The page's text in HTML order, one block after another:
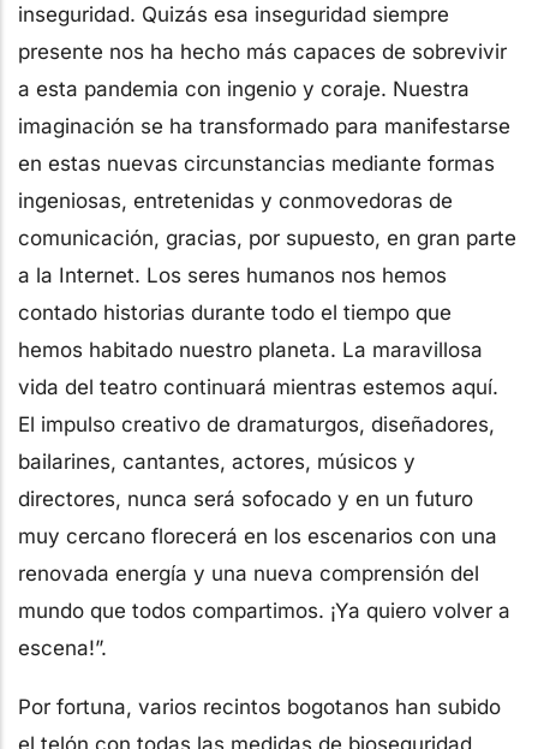
inseguridad. Quizás esa inseguridad siempre
presente nos ha hecho más capaces de sobrevivir
a esta pandemia con ingenio y coraje. Nuestra
imaginación se ha transformado para manifestarse
en estas nuevas circunstancias mediante formas
ingeniosas, entretenidas y conmovedoras de
comunicación, gracias, por supuesto, en gran parte
a la Internet. Los seres humanos nos hemos
contado historias durante todo el tiempo que
hemos habitado nuestro planeta. La maravillosa
vida del teatro continuará mientras estemos aquí.
El impulso creativo de dramaturgos, diseñadores,
bailarines, cantantes, actores, músicos y
directores, nunca será sofocado y en un futuro
muy cercano florecerá en los escenarios con una
renovada energía y una nueva comprensión del
mundo que todos compartimos. ¡Ya quiero volver a
escena!”.
Por fortuna, varios recintos bogotanos han subido
el telón con todas las medidas de bioseguridad